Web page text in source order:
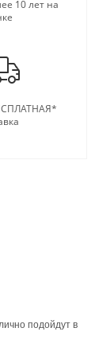
10 лет на
подойдут в